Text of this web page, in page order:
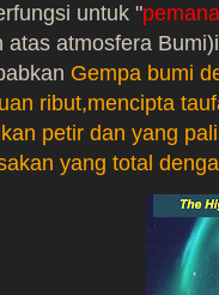
untuk "
atas atmosfera
Gempa bumi
ribut,mencipta
petir dan yang
yang total